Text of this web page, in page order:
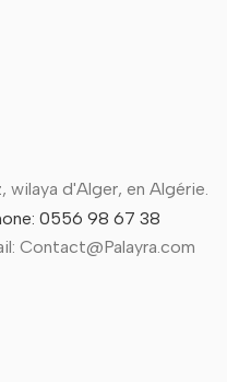
wilaya d'Alger, en Algérie.
0556 98 67 38
Contact@Palayra.com